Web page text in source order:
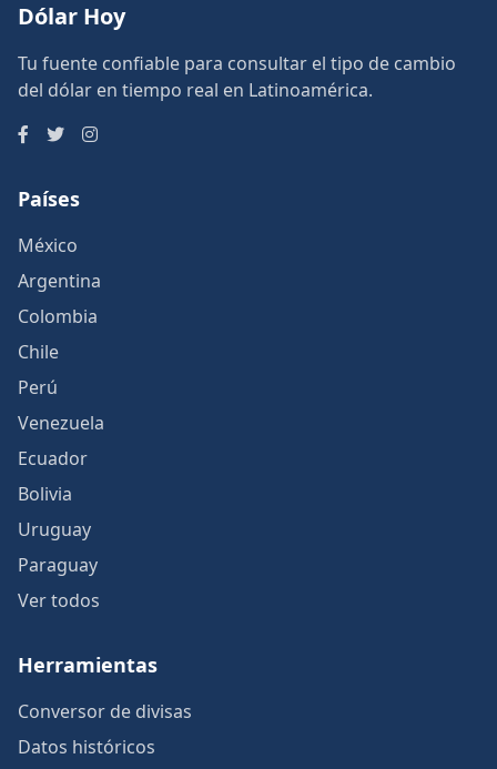
Dólar Hoy
Tu fuente confiable para consultar el tipo de cambio
del dólar en tiempo real en Latinoamérica.
Países
México
Argentina
Colombia
Chile
Perú
Venezuela
Ecuador
Bolivia
Uruguay
Paraguay
Ver todos
Herramientas
Conversor de divisas
Datos históricos